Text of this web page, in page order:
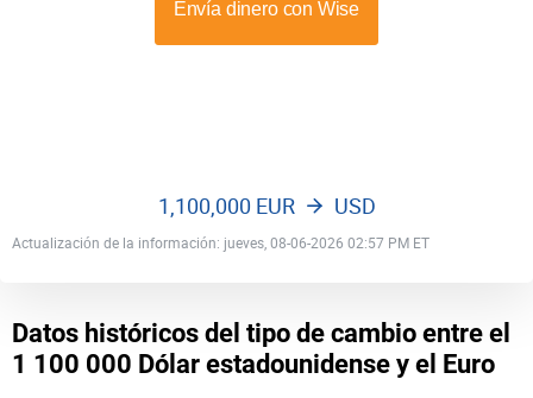
Actualización de la información: jueves, 08-06-2026 02:57 PM ET
1,100,000 EUR USD
Datos históricos del tipo de cambio entre el
1 100 000 Dólar estadounidense y el Euro